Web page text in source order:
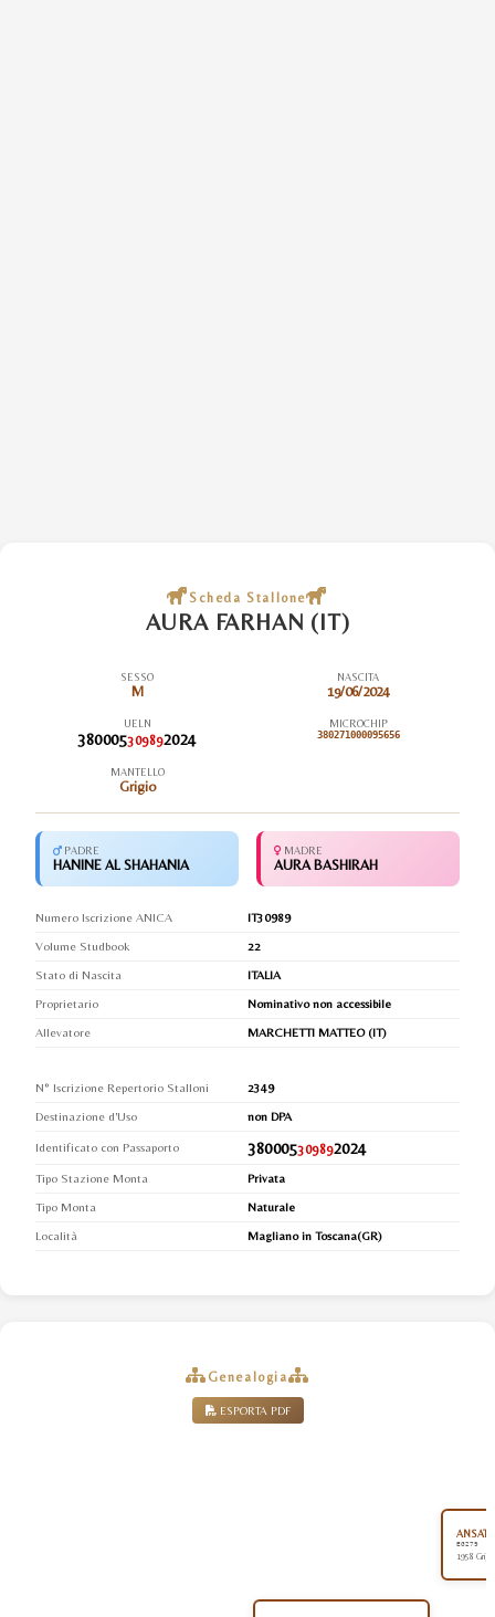
Scheda Stallone
AURA FARHAN (IT)
SESSO
M
NASCITA
19/06/2024
UELN
380005309892024
MICROCHIP
380271000095656
MANTELLO
Grigio
PADRE
HANINE AL SHAHANIA
MADRE
AURA BASHIRAH
Numero Iscrizione ANICA
IT30989
Volume Studbook
22
Stato di Nascita
ITALIA
Proprietario
Nominativo non accessibile
Allevatore
MARCHETTI MATTEO (IT)
N° Iscrizione Repertorio Stalloni
2349
Destinazione d'Uso
non DPA
Identificato con Passaporto 380005309892024
Tipo Stazione Monta
Privata
Tipo Monta
Naturale
Località
Magliano in Toscana(GR)
Genealogia
ESPORTA PDF
EG279
1958 Grigio